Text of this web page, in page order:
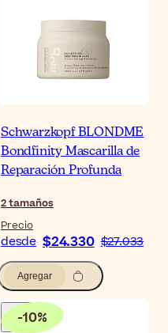
Schwarzkopf BLONDME
Bondfinity Mascarilla de
Reparación Profunda
2tamaños
Precio
desde $24.330 $27.033
Agregar
-10%